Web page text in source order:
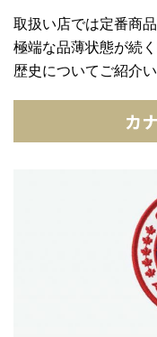
取扱い店では定番商
極端な品薄状態が続
歴史についてご紹介い
カ